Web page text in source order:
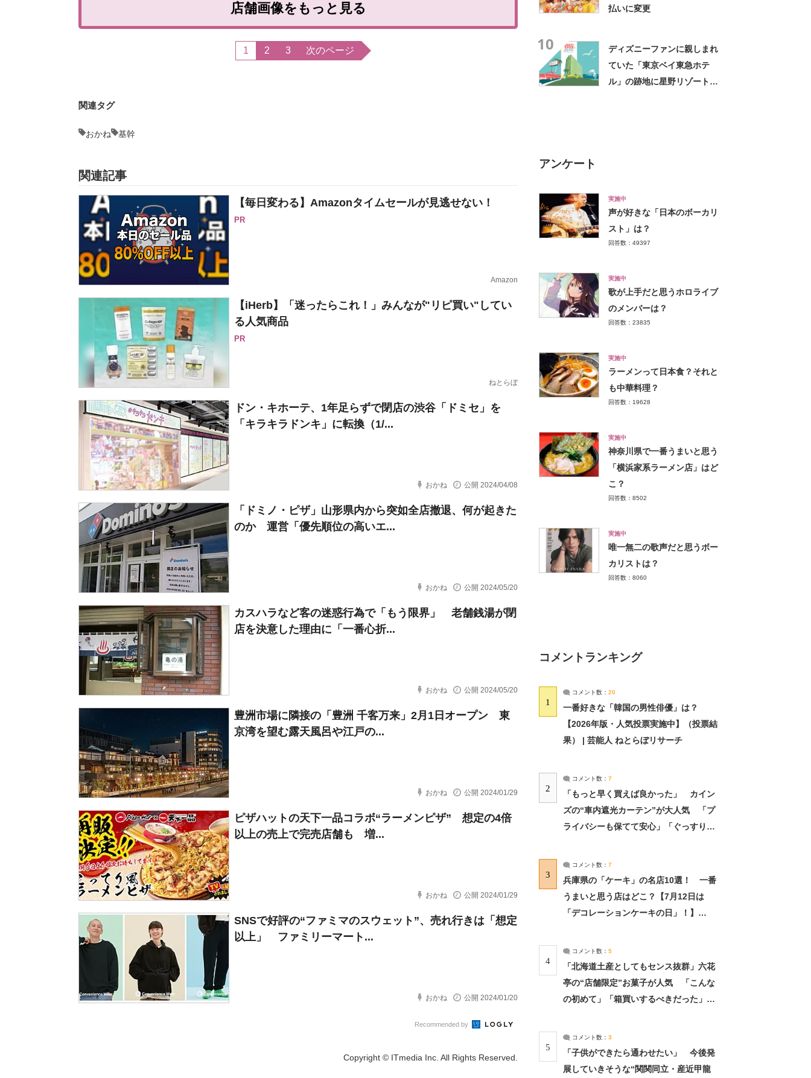
店舗画像をもっと見る
1 2 3 次のページ
関連タグ
おかね 基幹
関連記事
【毎日変わる】Amazonタイムセールが見逃せない！
PR
Amazon
【iHerb】「迷ったらこれ！」みんなが"リピ買い"してい
る人気商品
PR
ねとらぼ
ドン・キホーテ、1年足らずで閉店の渋谷「ドミセ」を
「キラキラドンキ」に転換（1/...
おかね 公開 2024/04/08
「ドミノ・ピザ」山形県内から突如全店撤退、何が起きた
のか 運営「優先順位の高いエ...
おかね 公開 2024/05/20
カスハラなど客の迷惑行為で「もう限界」 老舗銭湯が閉
店を決意した理由に「一番心折...
おかね 公開 2024/05/20
豊洲市場に隣接の「豊洲 千客万来」2月1日オープン 東
京湾を望む露天風呂や江戸の...
おかね 公開 2024/01/29
ピザハットの天下一品コラボ“ラーメンピザ” 想定の4倍
以上の売上で完売店舗も 増...
おかね 公開 2024/01/29
SNSで好評の“ファミマのスウェット”、売れ行きは「想定
以上」 ファミリーマート...
おかね 公開 2024/01/20
Recommended by
Copyright © ITmedia Inc. All Rights Reserved.
払いに変更
10
ディズニーファンに親しまれ
ていた「東京ベイ東急ホテ
ル」の跡地に星野リゾート進
アンケート
実施中
声が好きな「日本のボーカリ
スト」は？
回答数：49397
実施中
歌が上手だと思うホロライブ
のメンバーは？
回答数：23835
実施中
ラーメンって日本食？それと
も中華料理？
回答数：19628
実施中
神奈川県で一番うまいと思う
「横浜家系ラーメン店」はど
こ？
回答数：8502
実施中
唯一無二の歌声だと思うボー
カリストは？
回答数：8060
コメントランキング
1
コメント数： 20
一番好きな「韓国の男性俳優」は？
【2026年版・人気投票実施中】（投票結
果） | 芸能人 ねとらぼリサーチ
2
コメント数： 7
「もっと早く買えば良かった」 カイン
ズの“車内遮光カーテン”が大人気 「プ
ライバシーも保てて安心」「ぐっすり眠
3
コメント数： 7
兵庫県の「ケーキ」の名店10選！ 一番
うまいと思う店はどこ？【7月12日は
「デコレーションケーキの日」！】
4
コメント数： 5
「北海道土産としてもセンス抜群」六花
亭の“店舗限定”お菓子が人気 「こんな
の初めて」「箱買いするべきだった」
5
コメント数： 3
「子供ができたら通わせたい」 今後発
展していきそうな“関関同立・産近甲龍